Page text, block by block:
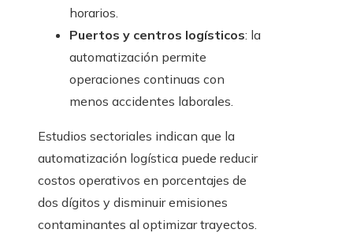
horarios.
Puertos y centros logísticos: la
automatización permite
operaciones continuas con
menos accidentes laborales.
Estudios sectoriales indican que la
automatización logística puede reducir
costos operativos en porcentajes de
dos dígitos y disminuir emisiones
contaminantes al optimizar trayectos.